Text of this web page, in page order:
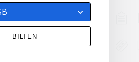
BILTEN